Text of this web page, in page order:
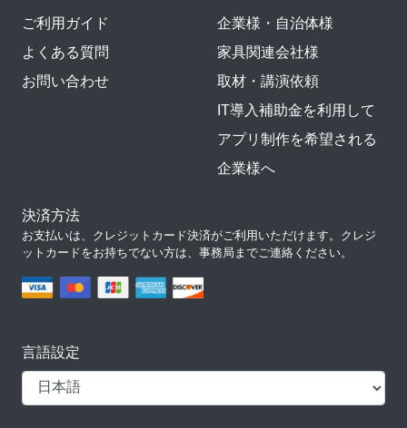
ご利用ガイド
よくある質問
お問い合わせ
企業様・自治体様
家具関連会社様
取材・講演依頼
IT導入補助金を利用して
アプリ制作を希望される
企業様へ
決済方法
お支払いは、クレジットカード決済がご利用いただけます。クレジ
ットカードをお持ちでない方は、事務局までご連絡ください。
言語設定